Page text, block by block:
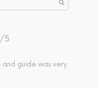
/5
guide was very